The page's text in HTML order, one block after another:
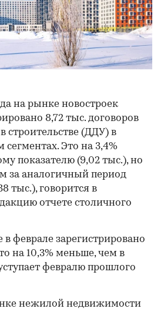
на рынке новостроек
8,72 тыс. договоров
строительстве (ДДУ) в
Это на 3,4%
показателю (9,02 тыс.), но
за аналогичный период
тыс.), говорится в
отчете столичного
феврале зарегистрировано
на 10,3% меньше, чем в
февралю прошлого
нежилой недвижимости